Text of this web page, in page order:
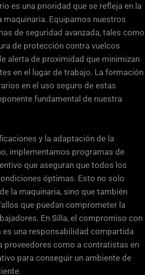
es una prioridad que se refleja en la
maquinaria. Equipamos nuestros
de seguridad avanzada, tales como
de protección contra vuelcos
alerta de proximidad que minimizan
en el lugar de trabajo. La formación
en el uso seguro de estas
fundamental de nuestra
y la adaptación de la
implementamos programas de
que aseguran que todos los
óptimas. Esto no solo
la maquinaria, sino que también
que puedan comprometer la
En Silla, el compromiso con
es una responsabilidad compartida
proveedores como a contratistas en
para conseguir un ambiente de